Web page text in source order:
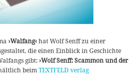
›Walfang‹hat Wolf Senff zu einer
die einen Einblick in Geschichte
gibt:›Wolf Senff: Scammon und der
beimTEXTFELD verlag